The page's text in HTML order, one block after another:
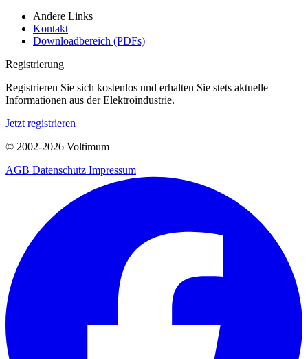
Andere Links
Kontakt
Downloadbereich (PDFs)
Registrierung
Registrieren Sie sich kostenlos und erhalten Sie stets aktuelle
Informationen aus der Elektroindustrie.
Jetzt registrieren
© 2002-2026 Voltimum
AGB Datenschutz Impressum